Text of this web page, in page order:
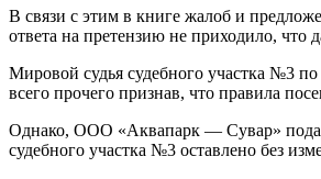
В связи с этим в книге жалоб и
ответа на претензию не приходило, что
Мировой судья судебного участка №3
всего прочего признав, что правила
Однако, ООО «Аквапарк — Сувар»
судебного участка №3 оставлено без